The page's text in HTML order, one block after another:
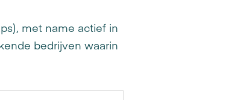
met name actief in
bedrijven waarin